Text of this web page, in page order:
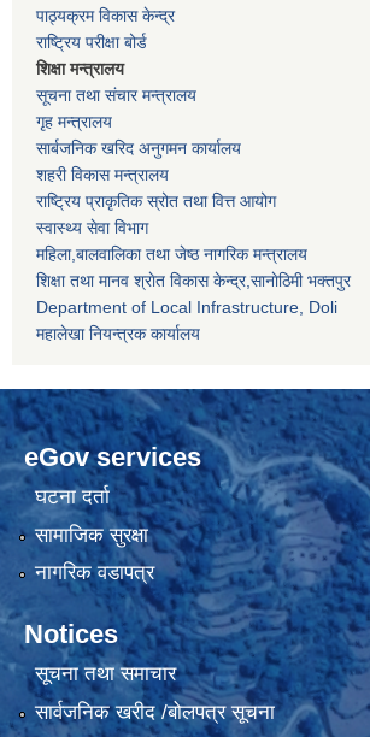
पाठ्यक्रम विकास केन्द्र
राष्ट्रिय परीक्षा बोर्ड
शिक्षा मन्त्रालय
सूचना तथा संचार मन्त्रालय
गृह मन्त्रालय
सार्बजनिक खरिद अनुगमन कार्यालय
शहरी विकास मन्त्रालय
राष्ट्रिय प्राकृतिक स्रोत तथा वित्त आयोग
स्वास्थ्य सेवा विभाग
महिला,बालवालिका तथा जेष्ठ नागरिक मन्त्रालय
शिक्षा तथा मानव श्राेत विकास केन्द्र,सानाेठिमी भक्तपुर
Department of Local Infrastructure, Doli
महालेखा नियन्त्रक कार्यालय
eGov services
घटना दर्ता
सामाजिक सुरक्षा
नागरिक वडापत्र
Notices
सूचना तथा समाचार
सार्वजनिक खरीद /बोलपत्र सूचना